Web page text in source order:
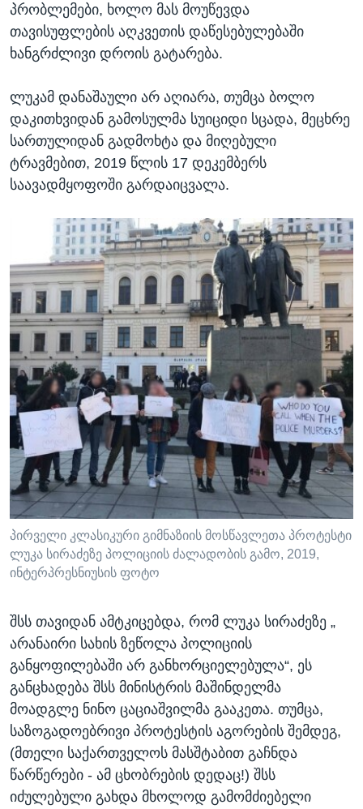
პრობლემები, ხოლო მას მოუწევდა
თავისუფლების აღკვეთის დაწესებულებაში
ხანგრძლივი დროის გატარება.
ლუკამ დანაშაული არ აღიარა, თუმცა ბოლო
დაკითხვიდან გამოსულმა სუიციდი სცადა, მეცხრე
სართულიდან გადმოხტა და მიღებული
ტრავმებით, 2019 წლის 17 დეკემბერს
საავადმყოფოში გარდაიცვალა.
პირველი კლასიკური გიმნაზიის მოსწავლეთა პროტესტი
ლუკა სირაძეზე პოლიციის ძალადობის გამო, 2019,
ინტერპრესნიუსის ფოტო
შსს თავიდან ამტკიცებდა, რომ ლუკა სირაძეზე „
არანაირი სახის ზეწოლა პოლიციის
განყოფილებაში არ განხორციელებულა“, ეს
განცხადება შსს მინისტრის მაშინდელმა
მოადგლე ნინო ცაციაშვილმა გააკეთა. თუმცა,
საზოგადოებრივი პროტესტის აგორების შემდეგ,
(მთელი საქართველოს მასშტაბით გაჩნდა
წარწერები - ამ ცხობრების დედაც!) შსს
იძულებული გახდა მხოლოდ გამომძიებელი